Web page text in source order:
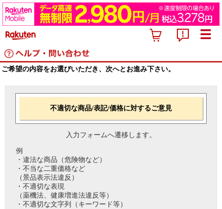
ご希望の内容をお選びいただき、次へとお進み下さい。
不適切な商品/表記/価格に対するご意見
入力フォームへ遷移します。
例
・違法な商品（危険物など）
・不当な二重価格など
（景品表示法違反）
・不適切な表現
（薬機法、健康増進法違反等）
・不適切な文字列（キーワード等）